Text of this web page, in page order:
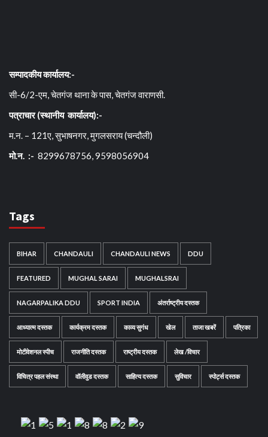
सम्पादकीय कार्यालय:-
सी-6/2-एम, चेतगंज थाना के पास, चेतगंज वाराणसी.
पत्राचार (स्थानीय कार्यालय):-
म.न. – 121ए, सुभाषनगर, मुगलसराय (चन्दौली)
मो.न. :- 8299678756, 9598056904
Tags
BIHAR CHANDAULI CHANDAULI NEWS DDU
FEATURED MUGHAL SARAI MUGHALSRAI
NAGARPALIKA DDU SPORT INDIA अंतर्राष्ट्रीय दस्तक
आध्यात्म दस्तक कार्यक्रम दस्तक काव्य सुगंध खेल ताजा खबरें पत्रिका
मोटीवेशनल स्पीच राजनीति दस्तक राष्ट्रीय दस्तक लेख /विचार
विचित्र पहल संस्था वॉलीवुड दस्तक साहित्य दस्तक सुविचार स्पोर्ट्स दस्तक